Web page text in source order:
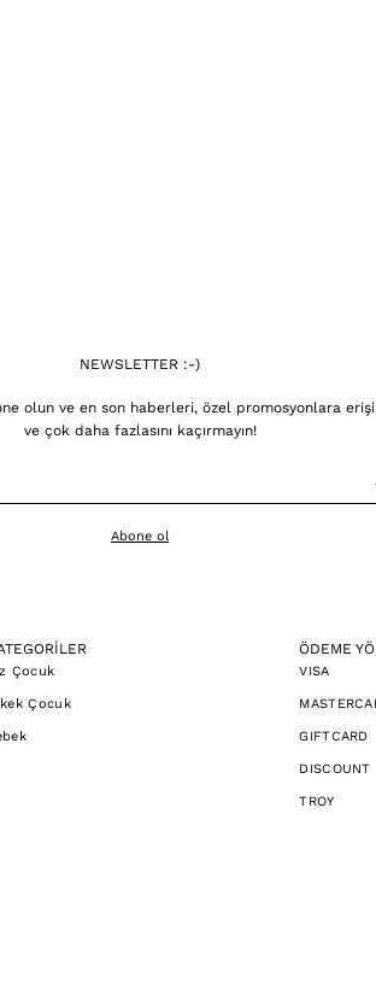
NEWSLETTER :-)
olun ve en son haberleri, özel promosyonlara
ve çok daha fazlasını kaçırmayın!
Abone ol
Çocuk
Çocuk
ÖDEME
VISA
GIFTCARD
DISCOUNT
TROY